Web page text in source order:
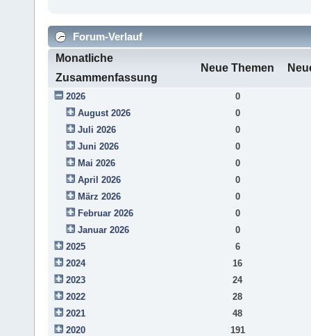
Forum-Verlauf
Monatliche
Zusammenfassung
Neue Themen
2026
0
August 2026
0
Juli 2026
0
Juni 2026
0
Mai 2026
0
April 2026
0
März 2026
0
Februar 2026
0
Januar 2026
0
2025
6
2024
16
2023
24
2022
28
2021
48
2020
191